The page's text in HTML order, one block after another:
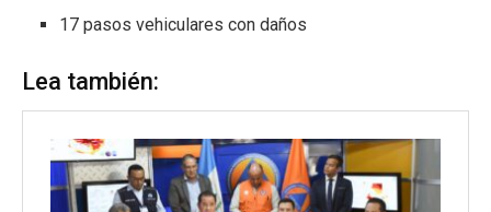
17 pasos vehiculares con daños
Lea también: